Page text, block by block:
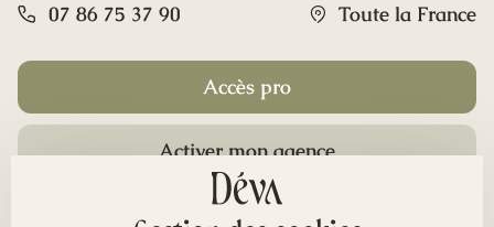
07 86 75 37 90 Toute la France
Accès pro
Activer mon agence